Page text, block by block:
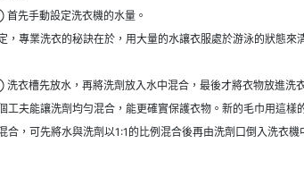
先手動設定洗衣機的水量。
，專業洗衣的秘訣在於，用大量的水讓衣服處於游泳的狀態來
衣槽先放水，再將洗劑放入水中混合，最後才將衣物放進洗
工夫能讓洗劑均勻混合，能更確實保護衣物。新的毛巾用這
合，可先將水與洗劑以1:1的比例混合後再由洗劑口倒入洗衣機